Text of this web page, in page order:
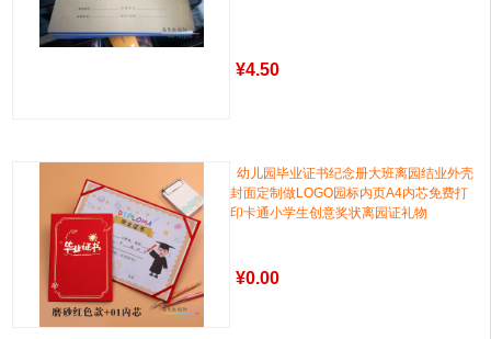
¥4.50
幼儿园毕业证书纪念册大班离园结业外壳
封面定制做LOGO园标内页A4内芯免费打
印卡通小学生创意奖状离园证礼物
¥0.00